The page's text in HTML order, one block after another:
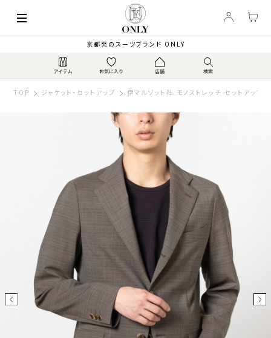
京都発のスーツブランド ONLY
TOP ジャケット・セットアップ 伊マルゾット社 モノストレッチ セットアップ